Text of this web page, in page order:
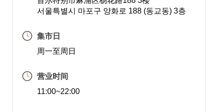
서울특별시 마포구 양화로 188 (동교동) 3층
集市日
周一至周日
营业时间
11:00~22:00